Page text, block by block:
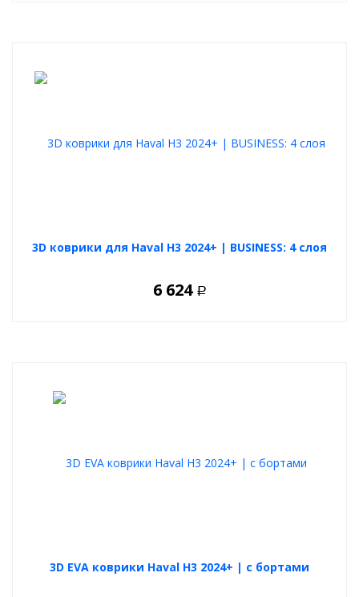
3D коврики для Haval H3 2024+ | BUSINESS: 4 слоя
6 624 Р
3D EVA коврики Haval H3 2024+ | с бортами